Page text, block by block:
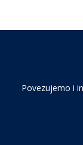
Povezujemo i